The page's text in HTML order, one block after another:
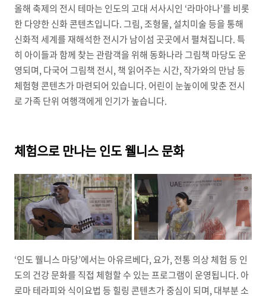
올해 축제의 전시 테마는 인도의 고대 서사시인 ‘라마야나’를 비롯
한 다양한 신화 콘텐츠입니다. 그림, 조형물, 설치미술 등을 통해
신화적 세계를 재해석한 전시가 남이섬 곳곳에서 펼쳐집니다. 특
히 아이들과 함께 찾는 관람객을 위해 동화나라 그림책 마당도 운
영되며, 다국어 그림책 전시, 책 읽어주는 시간, 작가와의 만남 등
체험형 콘텐츠가 마련되어 있습니다. 어린이 눈높이에 맞춘 전시
로 가족 단위 여행객에게 인기가 높습니다.
체험으로 만나는 인도 웰니스 문화
‘인도 웰니스 마당’에서는 아유르베다, 요가, 전통 의상 체험 등 인
도의 건강 문화를 직접 체험할 수 있는 프로그램이 운영됩니다. 아
로마 테라피와 식이요법 등 힐링 콘텐츠가 중심이 되며, 대부분 소